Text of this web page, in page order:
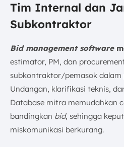
Tim Internal dan
Subkontraktor
Bid management software
estimator, PM, dan
subkontraktor/pemasok
Undangan, klarifikasi teknis,
Database mitra memudahkan
bandingkan bid, sehingga
miskomunikasi berkurang.